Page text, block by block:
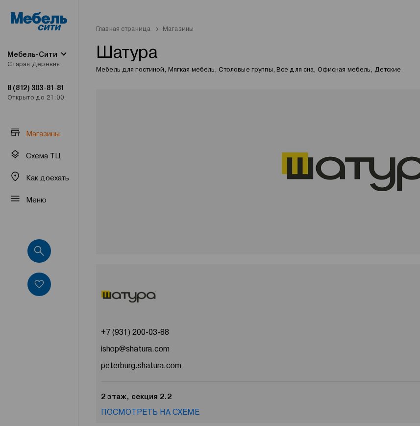
Мебель-Сити
Старая Деревня
8 (812) 303-81-81
Открыто до 21:00
Магазины
Схема ТЦ
Как доехать
Меню
Главная страница Магазины
Шатура
Мебель для гостиной, Мягкая мебель, Столовые группы, Все для сна, Офисная мебель, Детские
+7 (931) 200-03-88
ishop@shatura.com
peterburg.shatura.com
2 этаж, секция 2.2
ПОСМОТРЕТЬ НА СХЕМЕ